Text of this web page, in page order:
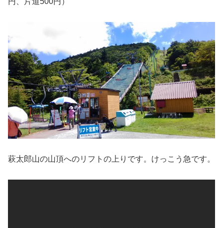
萩太郎山の山頂へのリフトの上りです。けっこう急です。